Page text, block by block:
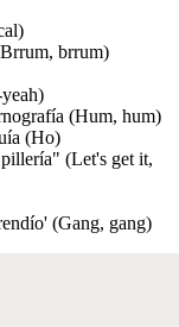
brrum)
(Hum, hum)
(Ho)
(Let's get it,
(Gang, gang)